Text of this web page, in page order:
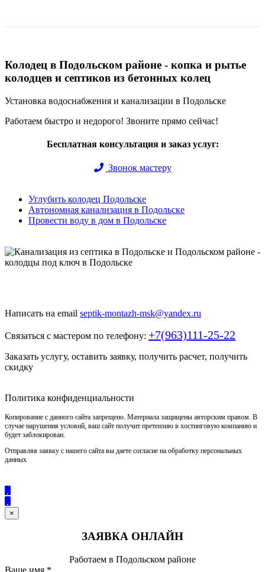
Колодец в Подольском районе - копка и рытье
колодцев и септиков из бетонных колец
Установка водоснабжения и канализации в Подольске
Работаем быстро и недорого! Звоните прямо сейчас!
Бесплатная консультация и заказ услуг:
Звонок мастеру
Углубить колодец Подольске
Автономная канализация в Подольске
Провести воду в дом в Подольске
Написать на email septik-montazh-msk@yandex.ru
Связаться с мастером по телефону: +7(963)111-25-22
Заказать услугу, оставить заявку, получить расчет, получить
скидку
Политика конфиденциальности
Копирование с данного сайта запрещено. Материала защищены авторским правом. В
случае нарушения условий, ваш сайт получит претензию в хостинговую компанию и
будет заблокирован.
Отправляя заявку с нашего сайта вы даете согласие на обработку персональных
данных
×
ЗАЯВКА ОНЛАЙН
Работаем в Подольском районе